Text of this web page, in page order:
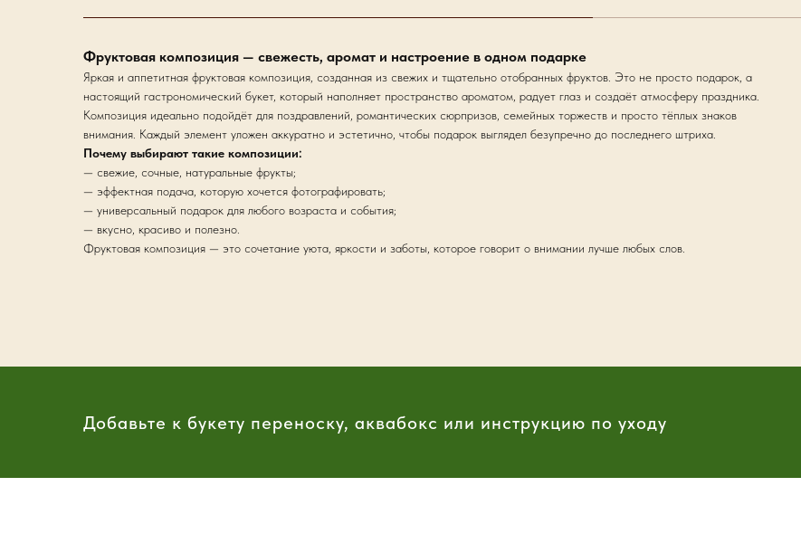
Фруктовая композиция — свежесть, аромат и настроение в одном подарке
Яркая и аппетитная фруктовая композиция, созданная из свежих и тщательно отобранных фруктов. Это не просто подарок, а
настоящий гастрономический букет, который наполняет пространство ароматом, радует глаз и создаёт атмосферу праздника.
Композиция идеально подойдёт для поздравлений, романтических сюрпризов, семейных торжеств и просто тёплых знаков
внимания. Каждый элемент уложен аккуратно и эстетично, чтобы подарок выглядел безупречно до последнего штриха.
Почему выбирают такие композиции:
— свежие, сочные, натуральные фрукты;
— эффектная подача, которую хочется фотографировать;
— универсальный подарок для любого возраста и события;
— вкусно, красиво и полезно.
Фруктовая композиция — это сочетание уюта, яркости и заботы, которое говорит о внимании лучше любых слов.
Добавьте к букету переноску, аквабокс или инструкцию по уходу